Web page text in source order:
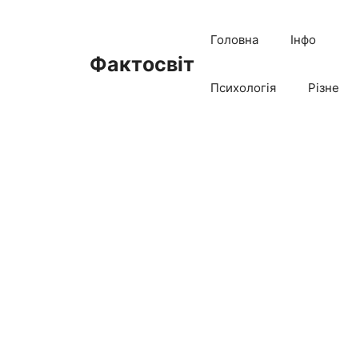
Фактосвіт
Головна Інфо
Психологія Різне